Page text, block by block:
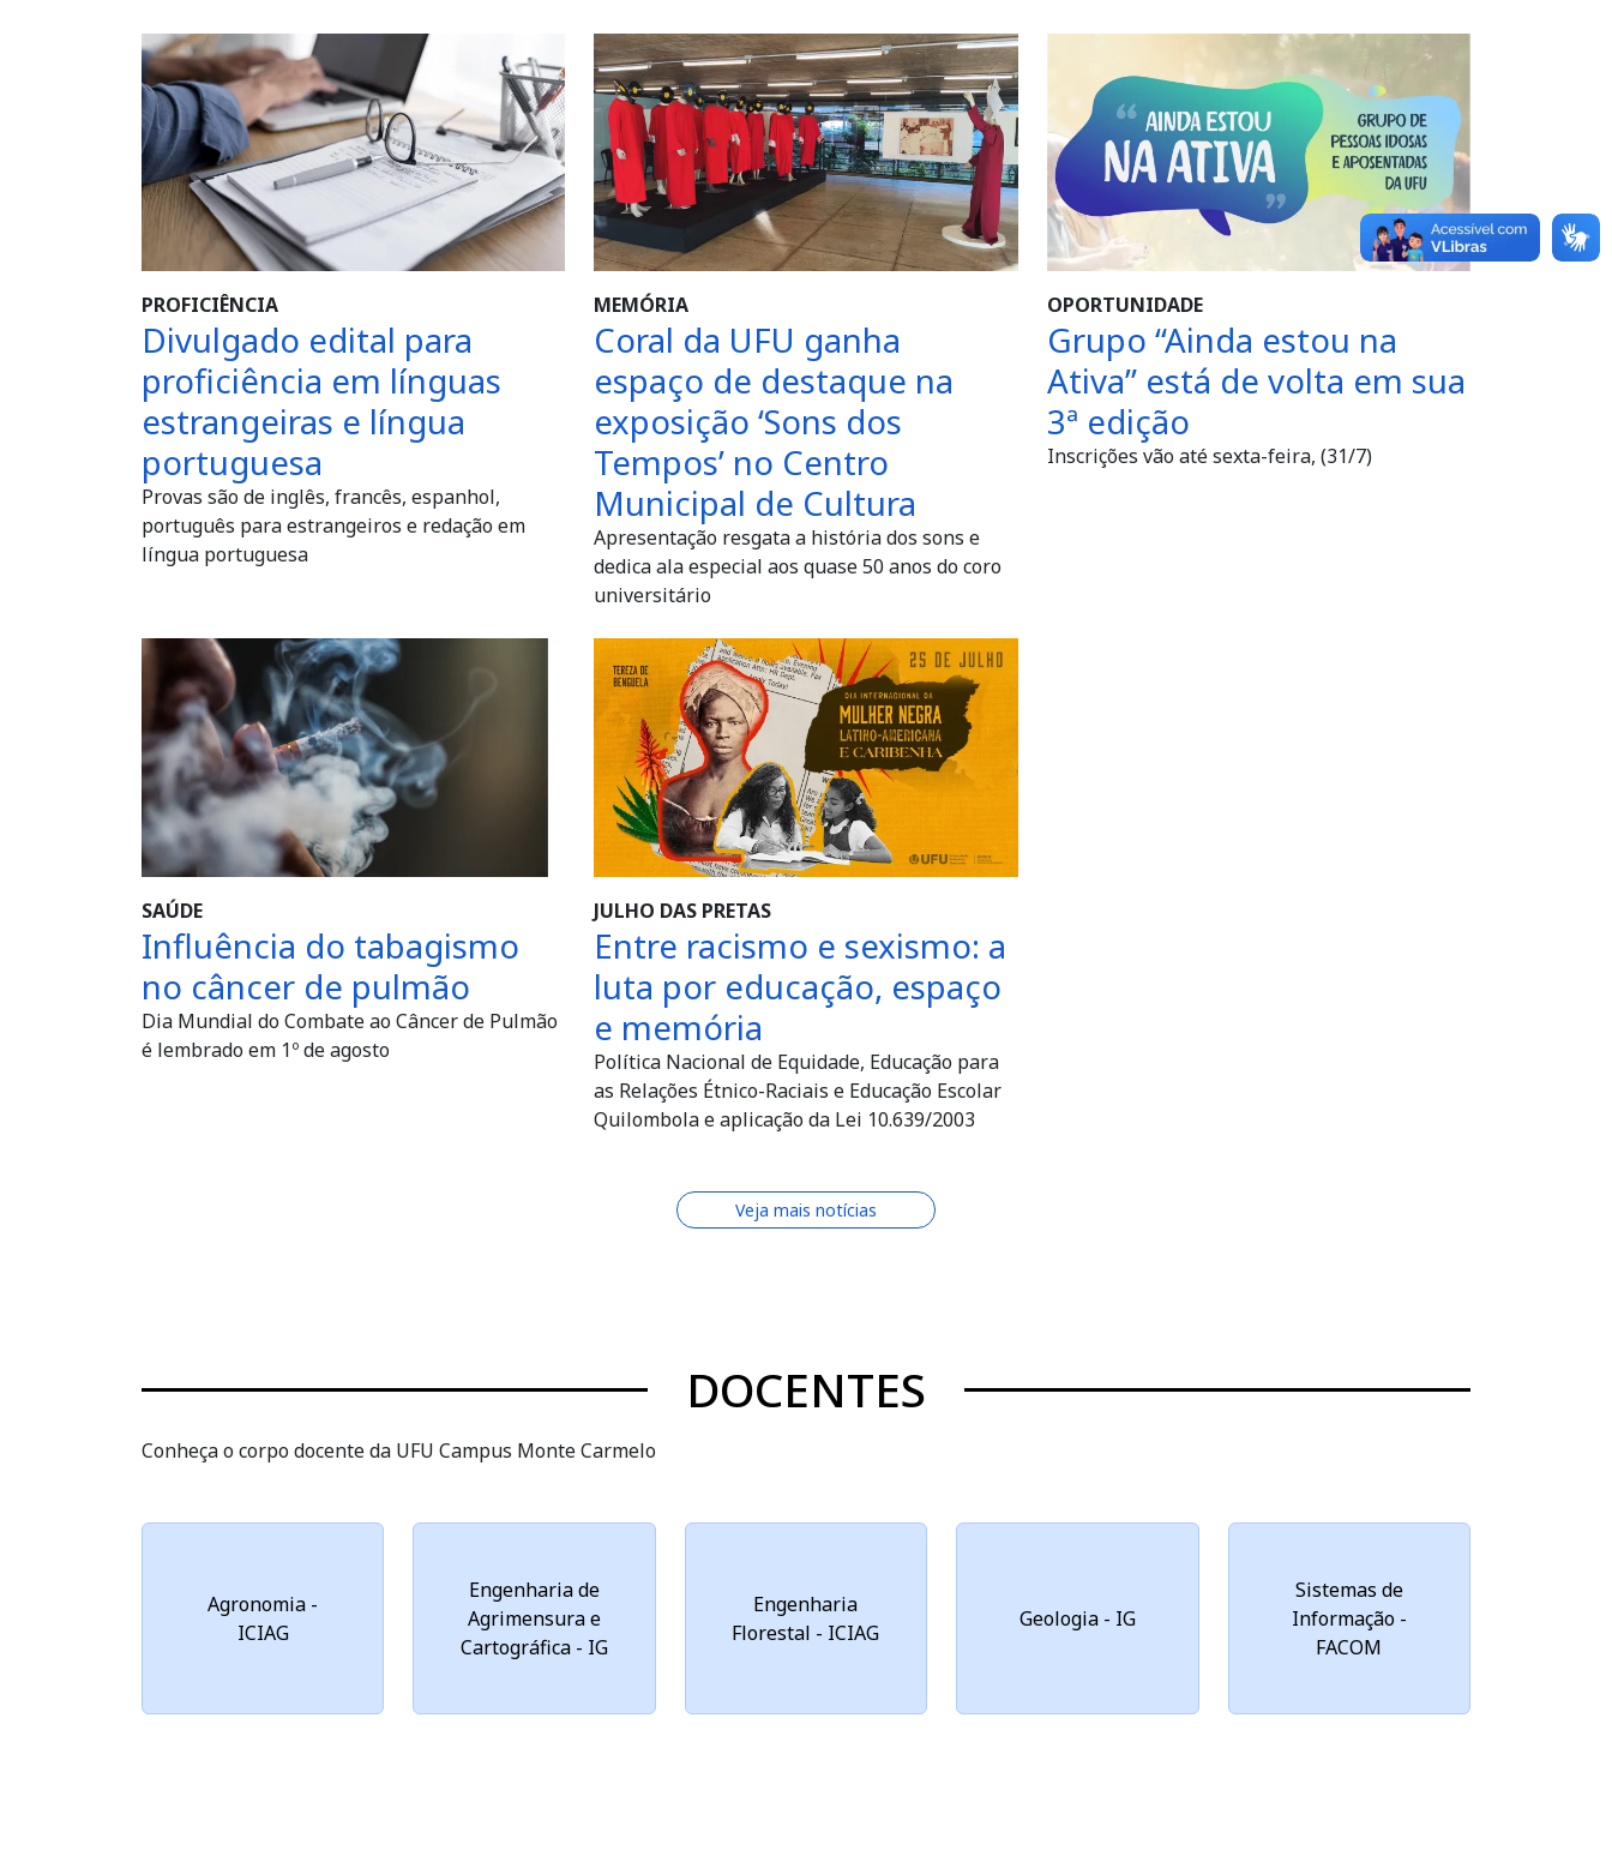
PROFICIÊNCIA
Divulgado edital para
proficiência em línguas
estrangeiras e língua
portuguesa
Provas são de inglês, francês, espanhol,
português para estrangeiros e redação em
língua portuguesa
MEMÓRIA
Coral da UFU ganha
espaço de destaque na
exposição ‘Sons dos
Tempos’ no Centro
Municipal de Cultura
Apresentação resgata a história dos sons e
dedica ala especial aos quase 50 anos do coro
universitário
OPORTUNIDADE
Grupo “Ainda estou na
Ativa” está de volta em sua
3ª edição
Inscrições vão até sexta-feira, (31/7)
SAÚDE
Influência do tabagismo
no câncer de pulmão
Dia Mundial do Combate ao Câncer de Pulmão
é lembrado em 1º de agosto
JULHO DAS PRETAS
Entre racismo e sexismo: a
luta por educação, espaço
e memória
Política Nacional de Equidade, Educação para
as Relações Étnico-Raciais e Educação Escolar
Quilombola e aplicação da Lei 10.639/2003
Veja mais notícias
DOCENTES
Conheça o corpo docente da UFU Campus Monte Carmelo
Agronomia -
ICIAG
Engenharia de
Agrimensura e
Cartográfica - IG
Engenharia
Florestal - ICIAG
Geologia - IG
Sistemas de
Informação -
FACOM